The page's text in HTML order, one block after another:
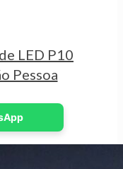
LED P10
Pessoa